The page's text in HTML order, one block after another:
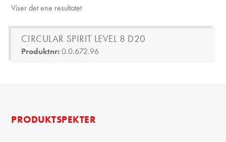
Viser det ene resultatet
CIRCULAR SPIRIT LEVEL 8 D20
Produktnr:0.0.672.96
PRODUKTSPEKTER